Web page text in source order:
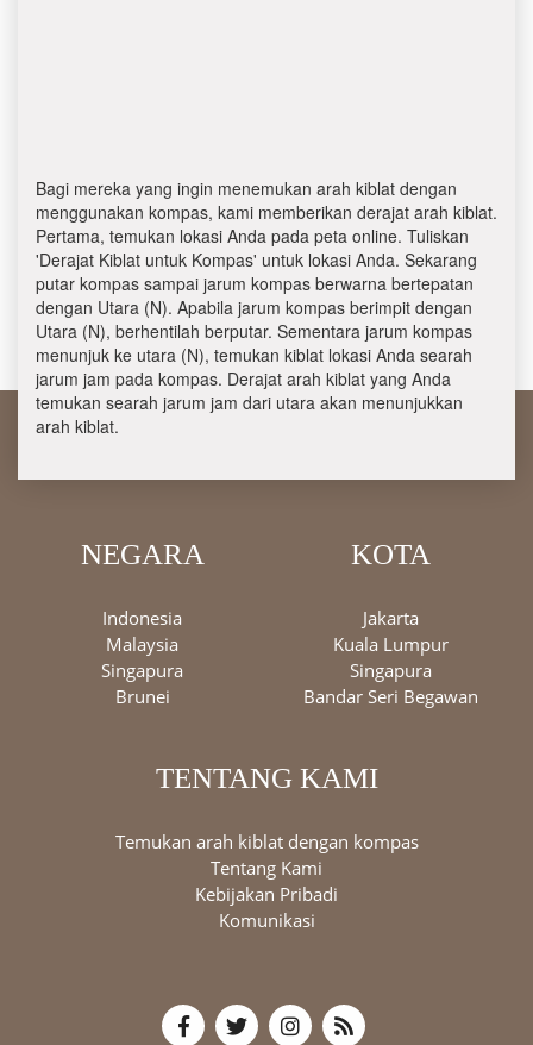
Bagi mereka yang ingin menemukan arah kiblat dengan
menggunakan kompas, kami memberikan derajat arah kiblat.
Pertama, temukan lokasi Anda pada peta online. Tuliskan
'Derajat Kiblat untuk Kompas' untuk lokasi Anda. Sekarang
putar kompas sampai jarum kompas berwarna bertepatan
dengan Utara (N). Apabila jarum kompas berimpit dengan
Utara (N), berhentilah berputar. Sementara jarum kompas
menunjuk ke utara (N), temukan kiblat lokasi Anda searah
jarum jam pada kompas. Derajat arah kiblat yang Anda
temukan searah jarum jam dari utara akan menunjukkan
arah kiblat.
NEGARA
Indonesia
Malaysia
Singapura
Brunei
KOTA
Jakarta
Kuala Lumpur
Singapura
Bandar Seri Begawan
TENTANG KAMI
Temukan arah kiblat dengan kompas
Tentang Kami
Kebijakan Pribadi
Komunikasi